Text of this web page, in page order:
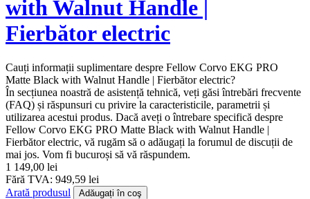
with Walnut Handle |
Fierbător electric
Cauți informații suplimentare despre Fellow Corvo EKG PRO
Matte Black with Walnut Handle | Fierbător electric?
În secțiunea noastră de asistență tehnică, veți găsi întrebări frecvente
(FAQ) și răspunsuri cu privire la caracteristicile, parametrii și
utilizarea acestui produs. Dacă aveți o întrebare specifică despre
Fellow Corvo EKG PRO Matte Black with Walnut Handle |
Fierbător electric, vă rugăm să o adăugați la forumul de discuții de
mai jos. Vom fi bucuroși să vă răspundem.
1 149,00 lei
Fără TVA: 949,59 lei
Arată produsul
Adăugați în coş